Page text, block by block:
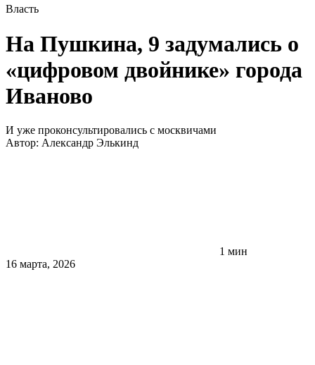
Власть
На Пушкина, 9 задумались о
«цифровом двойнике» города
Иваново
И уже проконсультировались с москвичами
Автор: Александр Элькинд
1 мин
16 марта, 2026